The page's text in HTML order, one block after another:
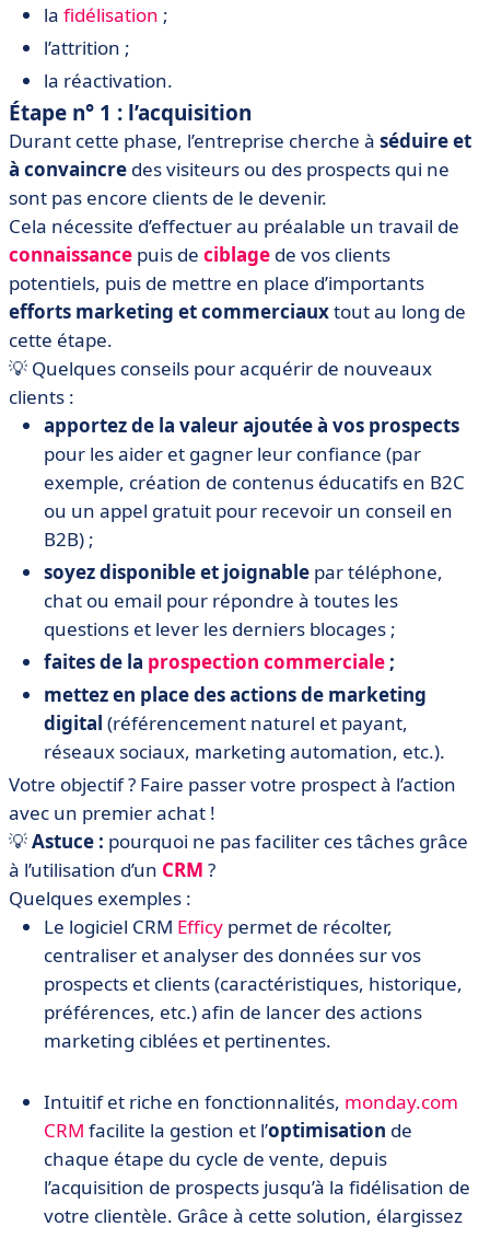
la fidélisation ;
l’attrition ;
la réactivation.
Étape n° 1 : l’acquisition
Durant cette phase, l’entreprise cherche à séduire et
à convaincre des visiteurs ou des prospects qui ne
sont pas encore clients de le devenir.
Cela nécessite d’effectuer au préalable un travail de
connaissance puis de ciblage de vos clients
potentiels, puis de mettre en place d’importants
efforts marketing et commerciauxtout au long de
cette étape.
💡 Quelques conseils pour acquérir de nouveaux
clients :
apportez de la valeur ajoutée à vos prospects
pour les aider et gagner leur confiance (par
exemple, création de contenus éducatifs en B2C
ou un appel gratuit pour recevoir un conseil en
B2B) ;
soyez disponible et joignable par téléphone,
chat ou email pour répondre à toutes les
questions et lever les derniers blocages ;
faites de la prospection commerciale ;
mettez en place des actions de marketing
digital (référencement naturel et payant,
réseaux sociaux, marketing automation, etc.).
Votre objectif ? Faire passer votre prospect à l’action
avec un premier achat !
💡Astuce : pourquoi ne pas faciliter ces tâches grâce
à l’utilisation d’un CRM ?
Quelques exemples :
Le logiciel CRM Efficy permet de récolter,
centraliser et analyser des données sur vos
prospects et clients (caractéristiques, historique,
préférences, etc.) afin de lancer des actions
marketing ciblées et pertinentes.
Intuitif et riche en fonctionnalités, monday.com
CRM facilite la gestion et l’optimisation de
chaque étape du cycle de vente, depuis
l’acquisition de prospects jusqu’à la fidélisation de
votre clientèle. Grâce à cette solution, élargissez